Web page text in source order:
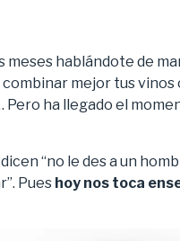
meses hablándote de
mejor tus vinos
Pero ha llegado el
“no le des a un
Pues hoy nos toca